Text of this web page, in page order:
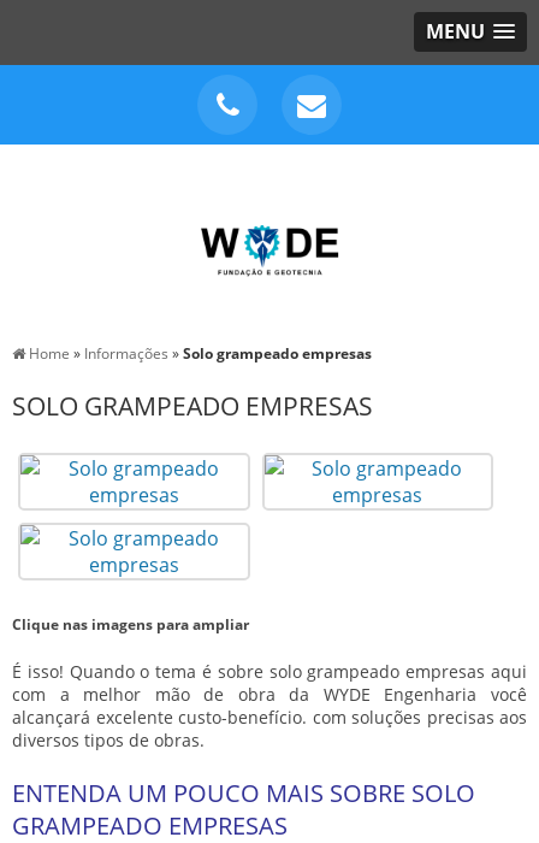
MENU
Home » Informações »Solo grampeado empresas
SOLO GRAMPEADO EMPRESAS
Clique nas imagens para ampliar
É isso! Quando o tema é sobre solo grampeado empresas aqui
com a melhor mão de obra da WYDE Engenharia você
alcançará excelente custo-benefício. com soluções precisas aos
diversos tipos de obras.
ENTENDA UM POUCO MAIS SOBRE SOLO
GRAMPEADO EMPRESAS